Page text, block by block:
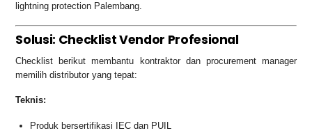
lightning protection Palembang.
Solusi: Checklist Vendor Profesional
Checklist berikut membantu kontraktor dan procurement manager
memilih distributor yang tepat:
Teknis:
Produk bersertifikasi IEC dan PUIL